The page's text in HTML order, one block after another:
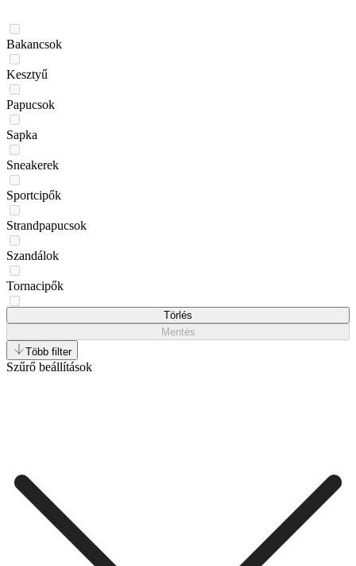
Bakancsok
Kesztyű
Papucsok
Sapka
Sneakerek
Sportcipők
Strandpapucsok
Szandálok
Tornacipők
Törlés
Mentés
Több filter
Szűrő beállítások